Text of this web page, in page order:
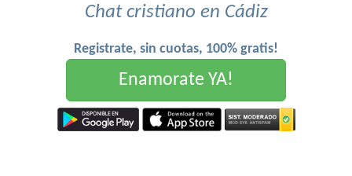
Chat cristiano en Cádiz
Registrate, sin cuotas, 100% gratis!
Enamorate YA!